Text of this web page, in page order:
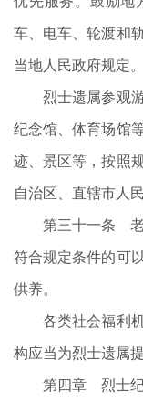
车、电车、轮渡和
当地人民政府规定。
烈士遗属参观游
纪念馆、体育场馆
迹、景区等，按照
自治区、直辖市人
第三十一条 老年
符合规定条件的可
供养。
各类社会福利机
构应当为烈士遗属
第四章 烈士纪